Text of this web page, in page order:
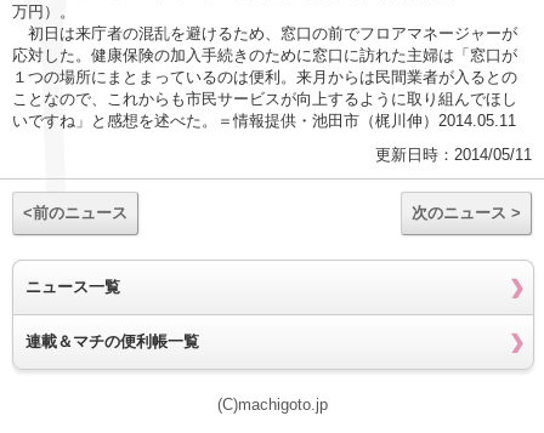
万円）。
初日は来庁者の混乱を避けるため、窓口の前でフロアマネージャーが
応対した。健康保険の加入手続きのために窓口に訪れた主婦は「窓口が
１つの場所にまとまっているのは便利。来月からは民間業者が入るとの
ことなので、これからも市民サービスが向上するように取り組んでほし
いですね」と感想を述べた。＝情報提供・池田市（梶川伸）2014.05.11
更新日時：2014/05/11
<前のニュース 次のニュース >
ニュース一覧
連載＆マチの便利帳一覧
(C)machigoto.jp